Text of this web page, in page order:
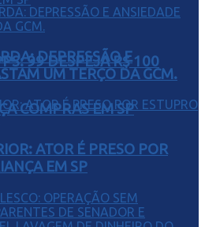
99 DESPEJA R$ 100
COMPRAS EM SP
DEPRESSÃO E
UM TERÇO DA GCM.
ATOR É PRESO POR
EM SP